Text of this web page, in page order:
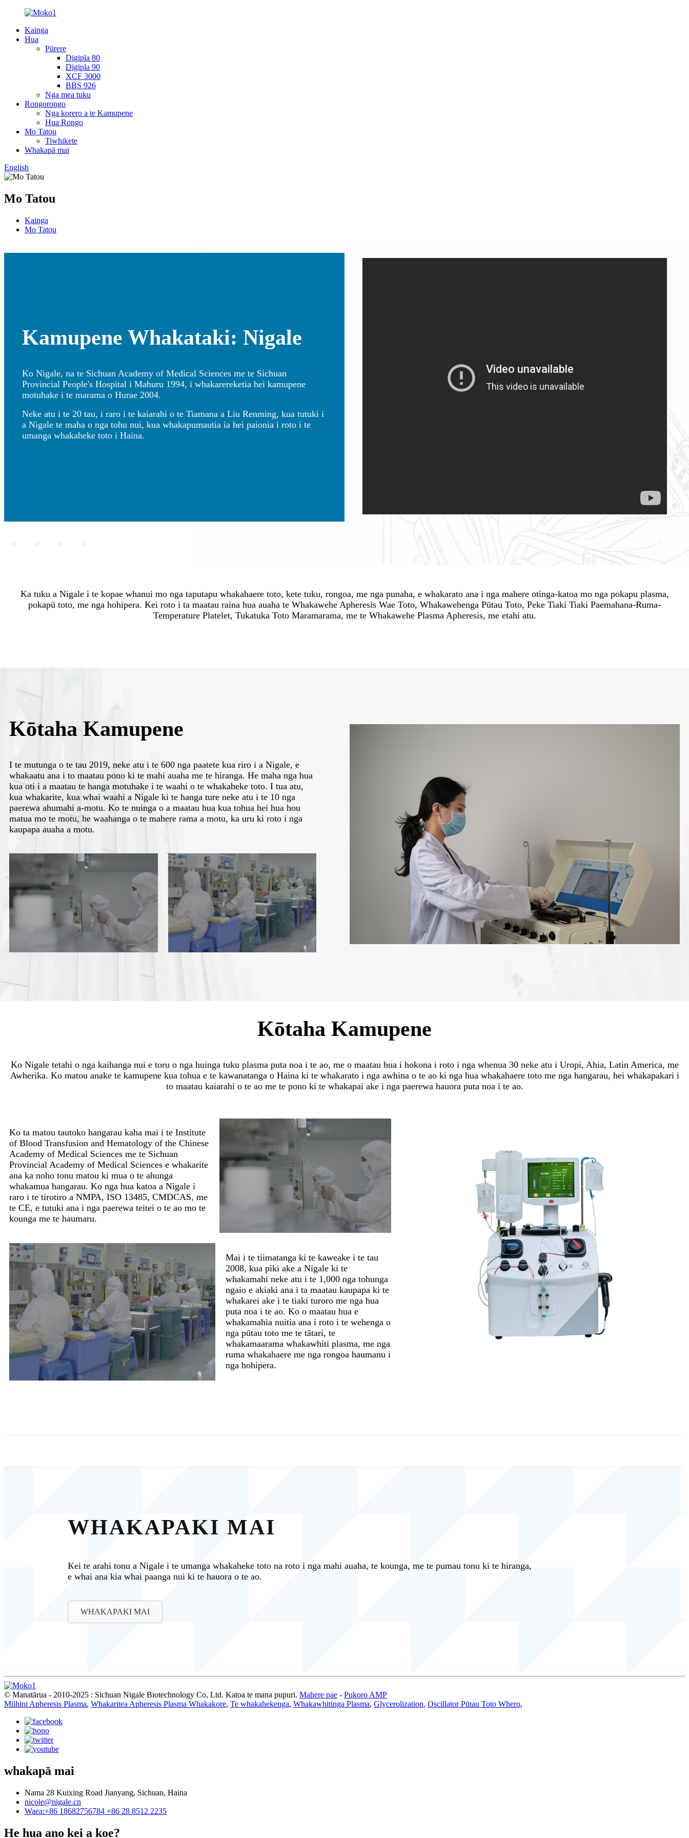
Kainga
Hua
Pūrere
Digipla 80
Digipla 90
XCF 3000
BBS 926
Nga mea tuku
Rongorongo
Nga korero a te Kamupene
Hua Rongo
Mo Tatou
Tiwhikete
Whakapā mai
English
Mo Tatou
Kainga
Mo Tatou
Kamupene Whakataki: Nigale
Ko Nigale, na te Sichuan Academy of Medical Sciences me te Sichuan
Provincial People's Hospital i Mahuru 1994, i whakarereketia hei kamupene
motuhake i te marama o Hurae 2004.
Neke atu i te 20 tau, i raro i te kaiarahi o te Tiamana a Liu Renming, kua tutuki i
a Nigale te maha o nga tohu nui, kua whakapumautia ia hei paionia i roto i te
umanga whakaheke toto i Haina.
Ka tuku a Nigale i te kopae whanui mo nga taputapu whakahaere toto, kete tuku, rongoa, me nga punaha, e whakarato ana i nga mahere otinga-katoa mo nga pokapu plasma,
pokapū toto, me nga hohipera. Kei roto i ta maatau raina hua auaha te Whakawehe Apheresis Wae Toto, Whakawehenga Pūtau Toto, Peke Tiaki Tiaki Paemahana-Ruma-
Temperature Platelet, Tukatuka Toto Maramarama, me te Whakawehe Plasma Apheresis, me etahi atu.
Kōtaha Kamupene
I te mutunga o te tau 2019, neke atu i te 600 nga paatete kua riro i a Nigale, e
whakaatu ana i to maatau pono ki te mahi auaha me te hiranga. He maha nga hua
kua oti i a maatau te hanga motuhake i te waahi o te whakaheke toto. I tua atu,
kua whakarite, kua whai waahi a Nigale ki te hanga ture neke atu i te 10 nga
paerewa ahumahi a-motu. Ko te nuinga o a maatau hua kua tohua hei hua hou
matua mo te motu, he waahanga o te mahere rama a motu, ka uru ki roto i nga
kaupapa auaha a motu.
Kōtaha Kamupene
Ko Nigale tetahi o nga kaihanga nui e toru o nga huinga tuku plasma puta noa i te ao, me o maatau hua i hokona i roto i nga whenua 30 neke atu i Uropi, Ahia, Latin America, me
Awherika. Ko matou anake te kamupene kua tohua e te kawanatanga o Haina ki te whakarato i nga awhina o te ao ki nga hua whakahaere toto me nga hangarau, hei whakapakari i
to maatau kaiarahi o te ao me te pono ki te whakapai ake i nga paerewa hauora puta noa i te ao.
Ko ta matou tautoko hangarau kaha mai i te Institute
of Blood Transfusion and Hematology of the Chinese
Academy of Medical Sciences me te Sichuan
Provincial Academy of Medical Sciences e whakarite
ana ka noho tonu matou ki mua o te ahunga
whakamua hangarau. Ko nga hua katoa a Nigale i
raro i te tirotiro a NMPA, ISO 13485, CMDCAS, me
te CE, e tutuki ana i nga paerewa teitei o te ao mo te
kounga me te haumaru.
Mai i te tiimatanga ki te kaweake i te tau
2008, kua piki ake a Nigale ki te
whakamahi neke atu i te 1,000 nga tohunga
ngaio e akiaki ana i ta maatau kaupapa ki te
whakarei ake i te tiaki turoro me nga hua
puta noa i te ao. Ko o maatau hua e
whakamahia nuitia ana i roto i te wehenga o
nga pūtau toto me te tātari, te
whakamaarama whakawhiti plasma, me nga
ruma whakahaere me nga rongoa haumanu i
nga hohipera.
WHAKAPAKI MAI
Kei te arahi tonu a Nigale i te umanga whakaheke toto na roto i nga mahi auaha, te kounga, me te pumau tonu ki te hiranga,
e whai ana kia whai paanga nui ki te hauora o te ao.
WHAKAPAKI MAI
© Manatārua - 2010-2025 : Sichuan Nigale Biotechnology Co, Ltd. Katoa te mana pupuri. Mahere pae - Pukoro AMP
Miihini Apheresis Plasma, Whakaritea Apheresis Plasma Whakakore, Te whakahekenga, Whakawhitinga Plasma, Glycerolization, Oscillator Pūtau Toto Whero,
whakapā mai
Nama 28 Kuixing Road Jianyang, Sichuan, Haina
nicole@nigale.cn
Waea:+86 18682756784 +86 28 8512 2235
He hua ano kei a koe?